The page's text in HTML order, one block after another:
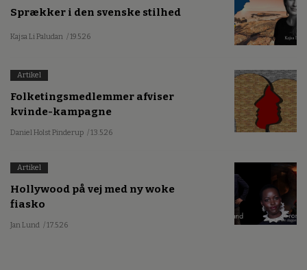
Sprækker i den svenske stilhed
Kajsa Li Paludan / 19.5.26
Artikel
Folketingsmedlemmer afviser
kvinde-kampagne
Daniel Holst Pinderup / 13.5.26
Artikel
Hollywood på vej med ny woke
fiasko
Jan Lund / 17.5.26